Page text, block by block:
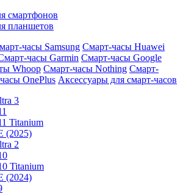
смартфонов
планшетов
часы Samsung Смарт-часы Huawei
часы Garmin Смарт-часы Google
Whoop Смарт-часы Nothing Смарт-
OnePlus Аксессуары для смарт-часов
3
Titanium
(2025)
2
Titanium
(2024)